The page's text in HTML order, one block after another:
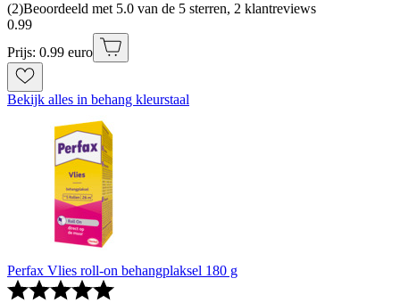
(2)Beoordeeld met 5.0 van de 5 sterren, 2 klantreviews
0.99
Prijs: 0.99 euro
Bekijk alles in behang kleurstaal
Perfax Vlies roll-on behangplaksel 180 g